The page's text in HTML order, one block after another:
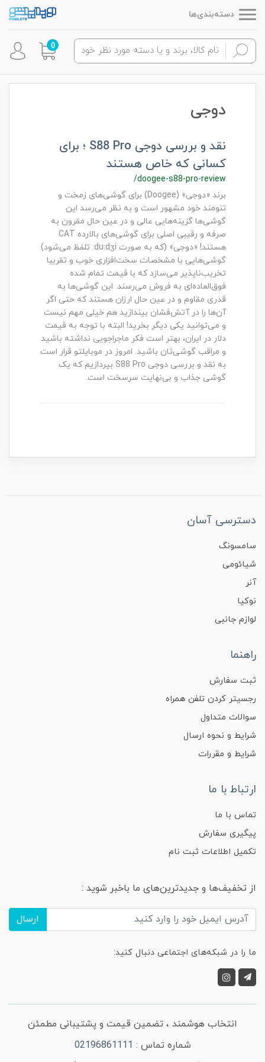
دسته‌بندی‌ها
0
دوجی
نقد و بررسی دوجی S88 Pro ؛ برای
کسانی که خاص هستند
/doogee-s88-pro-review
برند «دوجی» (Doogee) برای گوشی‌های زمخت و
تنومند خود مشهور است و به نظر می‌رسد این
گوشی‌ها گزینه‌هایی عالی و در عین حال مقرون به
صرفه و رقیبی اصلی برای گوشی‌های بالارده CAT
هستند! «دوجی» (که به صورت du:dʒi: تلفظ می‌شود)
گوشی‌هایی با مشخصات سخت‌افزاری خوب و تقریبا
تخریب‌ناپذیر می‌سازد که با قیمت تمام شده
فوق‌العاده‌ای به فروش می‌رسند. این گوشی‌ها به
قدری مقاوم و در عین حال ارزان هستند که حتی اگر
آن‌ها را در آتش‌فشان بیندازید هم خیلی مهم نیست
و می‌توانید یکی دیگر بخرید! البته با توجه به قیمت
دلار در ایران، بهتر است فکر ماجراجویی نداشته باشید
و مراقب گوشی‌تان باشید. امروز در موبایلتو قرار است
به نقد و بررسی دوجی S88 Pro بپردازیم که یک
گوشی جذاب و بی‌نهایت سرسخت است.
دسترسی آسان
سامسونگ
شیائومی
آنر
نوکیا
لوازم جانبی
راهنما
ثبت سفارش
رجسیتر کردن تلفن همراه
سوالات متداول
شرایط و نحوه ارسال
شرایط و مقررات
ارتباط با ما
تماس با ما
پیگیری سفارش
تکمیل اطلاعات ثبت نام
از تخفیف‌ها و جدیدترین‌های ما باخبر شوید :
ارسال
ما را در شبکه‌های اجتماعی دنبال کنید:
انتخاب هوشمند ، تضمین قیمت و پشتیبانی مطمئن
شماره تماس : 02196861111